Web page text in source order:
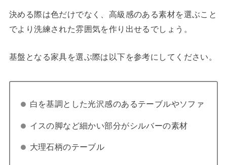
決める際は色だけでなく、高級感のある素材を選ぶこと
でより洗練された雰囲気を作り出せるでしょう。
基盤となる家具を選ぶ際は以下を参考にしてください。
白を基調とした光沢感のあるテーブルやソファ
イスの脚など細かい部分がシルバーの素材
大理石柄のテーブル